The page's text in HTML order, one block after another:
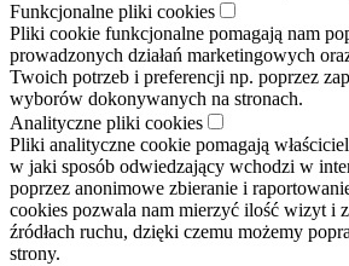
Funkcjonalne pliki cookies
Pliki cookie funkcjonalne pomagają nam
prowadzonych działań marketingowych
Twoich potrzeb i preferencji np. poprzez
wyborów dokonywanych na stronach.
Analityczne pliki cookies
Pliki analityczne cookie pomagają
w jaki sposób odwiedzający wchodzi w
poprzez anonimowe zbieranie i
cookies pozwala nam mierzyć ilość wizyt i
źródłach ruchu, dzięki czemu możemy
strony.